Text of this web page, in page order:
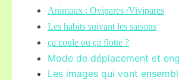
Animaux : Ovipares /Vivipares
Les habits suivant les saisons
ça coule ou ça flotte ?
Mode de déplacement et
Les images qui vont